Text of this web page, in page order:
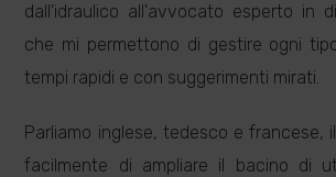
dall'idraulico all'avvocato esperto in
che mi permettono di gestire ogni
tempi rapidi e con suggerimenti mirati.
Parliamo inglese, tedesco e francese,
facilmente di ampliare il bacino di